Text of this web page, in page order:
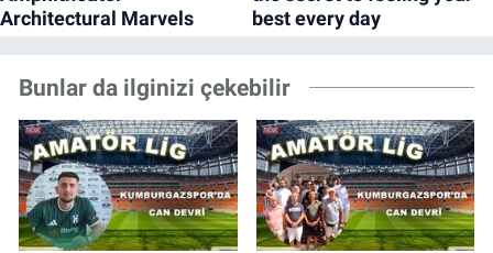
Bunlar da ilginizi çekebilir